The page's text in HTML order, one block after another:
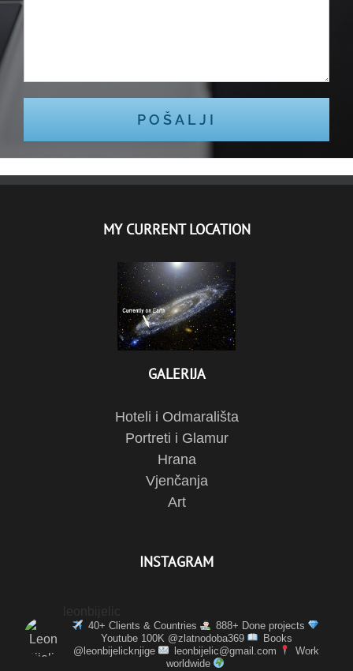
MY CURRENT LOCATION
GALERIJA
Hoteli i Odmarališta
Portreti i Glamur
Hrana
Vjenčanja
Art
INSTAGRAM
40+ Clients & Countries
888+ Done projects
Youtube 100K @zlatnodoba369
Books
@leonbijelicknjige
leonbijelic@gmail.com
Work
worldwide